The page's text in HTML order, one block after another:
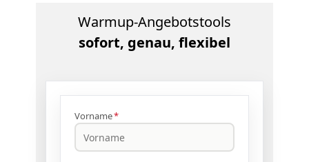
Warmup-Angebotstools
sofort, genau, flexibel
Vorname*